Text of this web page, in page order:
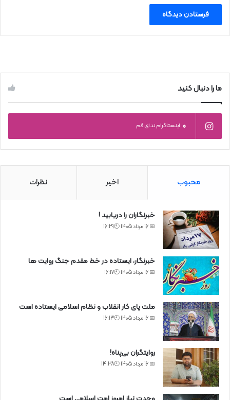
ما را دنبال کنید
0 اینستاگرام ندای قم
محبوب اخیر نظرات
خبرنگاران را دریابید !
📅 16 مرداد 1405 🕙16:29
خبرنگار، ایستاده در خط مقدم جنگ روایت ها
📅 16 مرداد 1405 🕙16:17
ملت پای کار انقلاب و نظام اسلامی ایستاده است
📅 16 مرداد 1405 🕙16:13
روایتگران بی‌پناه!
📅 16 مرداد 1405 🕙14:38